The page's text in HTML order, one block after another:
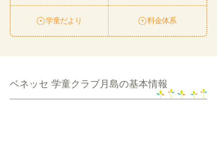
学童だより 料金体系
ベネッセ 学童クラブ月島の基本情報